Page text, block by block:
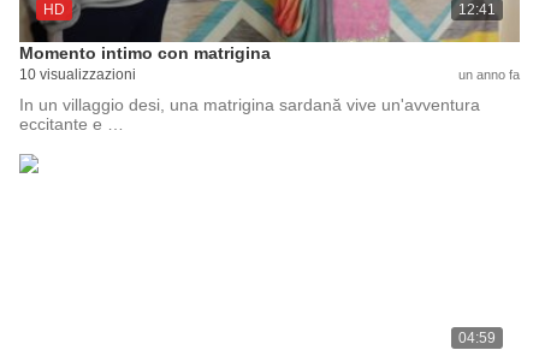
HD 12:41
Momento intimo con matrigina
10 visualizzazioni un anno fa
In un villaggio desi, una matrigina sardană vive un'avventura
eccitante e …
04:59